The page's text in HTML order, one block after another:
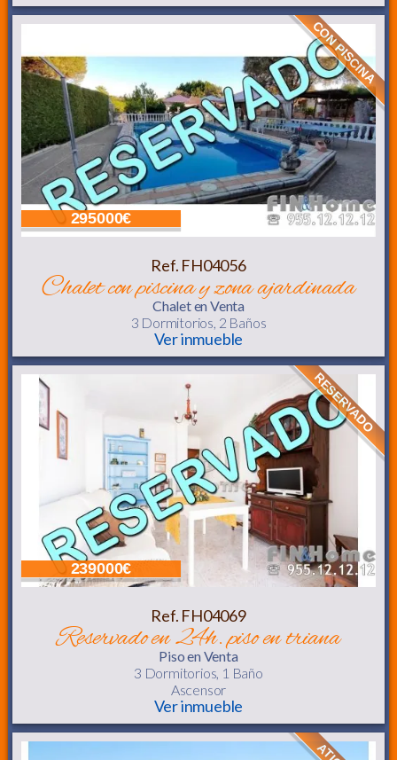
295000€
CON PISCINA
Ref. FH04056
chalet con piscina y zona ajardinada
Chaleten Venta
3 Dormitorios, 2 Baños
Ver inmueble
239000€
RESERVADO
Ref. FH04069
reservado en 24h. piso en triana
Pisoen Venta
3 Dormitorios, 1 Baño
Ascensor
Ver inmueble